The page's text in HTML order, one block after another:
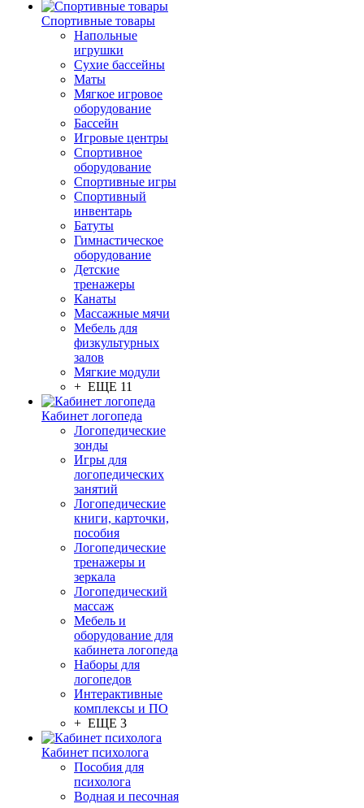
Спортивные товары
Напольные
игрушки
Сухие бассейны
Маты
Мягкое игровое
оборудование
Бассейн
Игровые центры
Спортивное
оборудование
Спортивные игры
Спортивный
инвентарь
Батуты
Гимнастическое
оборудование
Детские
тренажеры
Канаты
Массажные мячи
Мебель для
физкультурных
залов
Мягкие модули
+ ЕЩЕ 11
Кабинет логопеда
Логопедические
зонды
Игры для
логопедических
занятий
Логопедические
книги, карточки,
пособия
Логопедические
тренажеры и
зеркала
Логопедический
массаж
Мебель и
оборудование для
кабинета логопеда
Наборы для
логопедов
Интерактивные
комплексы и ПО
+ ЕЩЕ 3
Кабинет психолога
Пособия для
психолога
Водная и песочная